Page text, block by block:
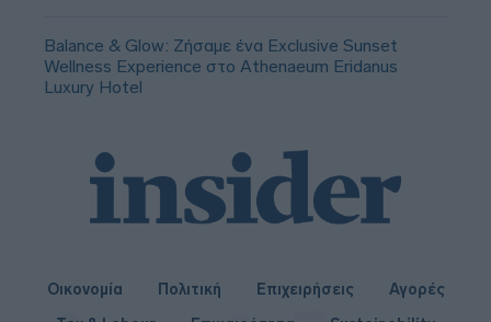
Balance & Glow: Ζήσαμε ένα Exclusive Sunset
Wellness Experience στο Athenaeum Eridanus
Luxury Hotel
Οικονομία Πολιτική Επιχειρήσεις
Αγορές